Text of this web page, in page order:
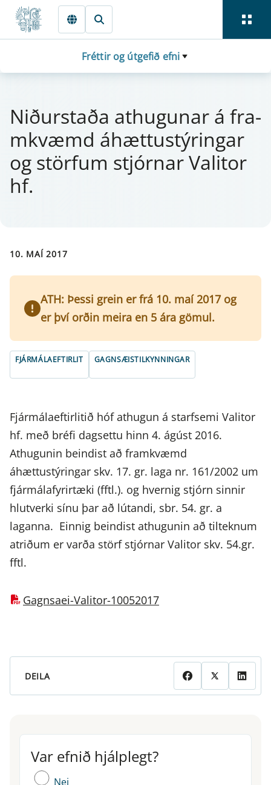
Fara beint í Meginmál
Fréttir og útgefið efni
Niðurstaða at­hug­u­n­ar á fra­
m­kvæmd áhættu­stýr­ing­ar
og störf­um stjór­n­ar Valitor
hf.
10. MAÍ 2017
ATH: Þessi grein er frá 10. maí 2017 og
er því orðin meira en 5 ára gömul.
FJÁRMÁLAEFTIRLIT GAGNSÆISTILKYNNINGAR
Fjármálaeftirlitið hóf athugun á starfsemi Valitor
hf. með bréfi dagsettu hinn 4. ágúst 2016.
Athugunin beindist að framkvæmd
áhættustýringar skv. 17. gr. laga nr. 161/2002 um
fjármálafyrirtæki (fftl.). og hvernig stjórn sinnir
hlutverki sínu þar að lútandi, sbr. 54. gr. a
laganna. Einnig beindist athugunin að tilteknum
atriðum er varða störf stjórnar Valitor skv. 54.gr.
fftl.
Gagnsaei-Valitor-10052017
DEILA
Var efnið hjálplegt?
Var efnið hjálplegt?
Nei